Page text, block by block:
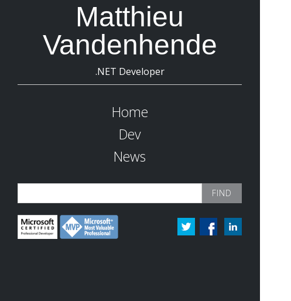
Matthieu
Vandenhende
.NET Developer
Home
Dev
News
for: